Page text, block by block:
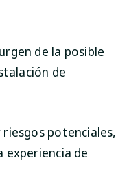
de la posible
de
potenciales,
experiencia de